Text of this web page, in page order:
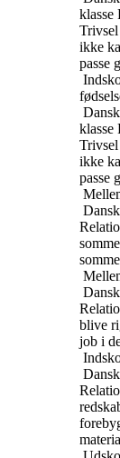
klasse
Trivsel
ikke
passe
Dansk
klasse
Trivsel
ikke
passe
Dansk
Dansk
blive
job i